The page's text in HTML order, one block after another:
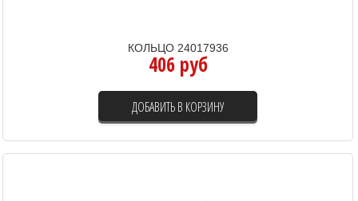
КОЛЬЦО 24017936
406 руб
ДОБАВИТЬ В КОРЗИНУ